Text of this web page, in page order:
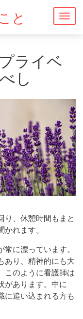
と
ライベ
し
り、休憩時間もまと
れます。
に漂っています。
あり、精神的にも大
このように看護師は
があります。中に
に追い込まれる方も